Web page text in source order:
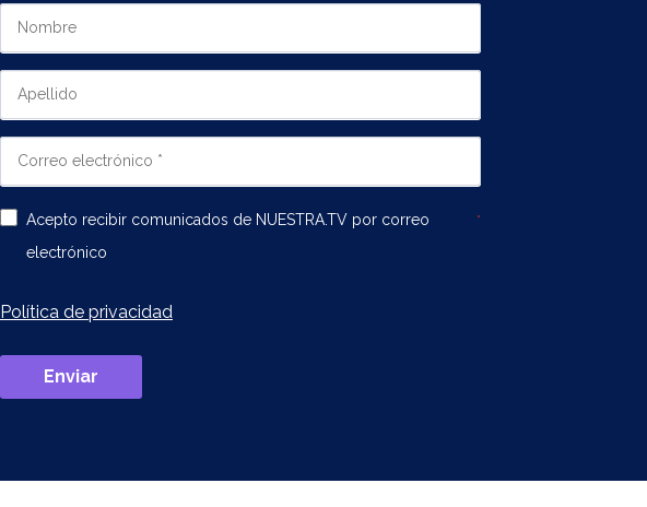
Acepto recibir comunicados de NUESTRA.TV por correo
electrónico
*
Política de privacidad
Enviar